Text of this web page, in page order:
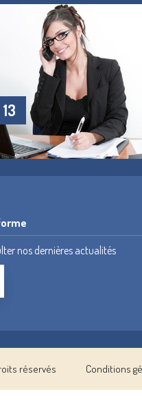
nos dernières actualités
réservés Conditions